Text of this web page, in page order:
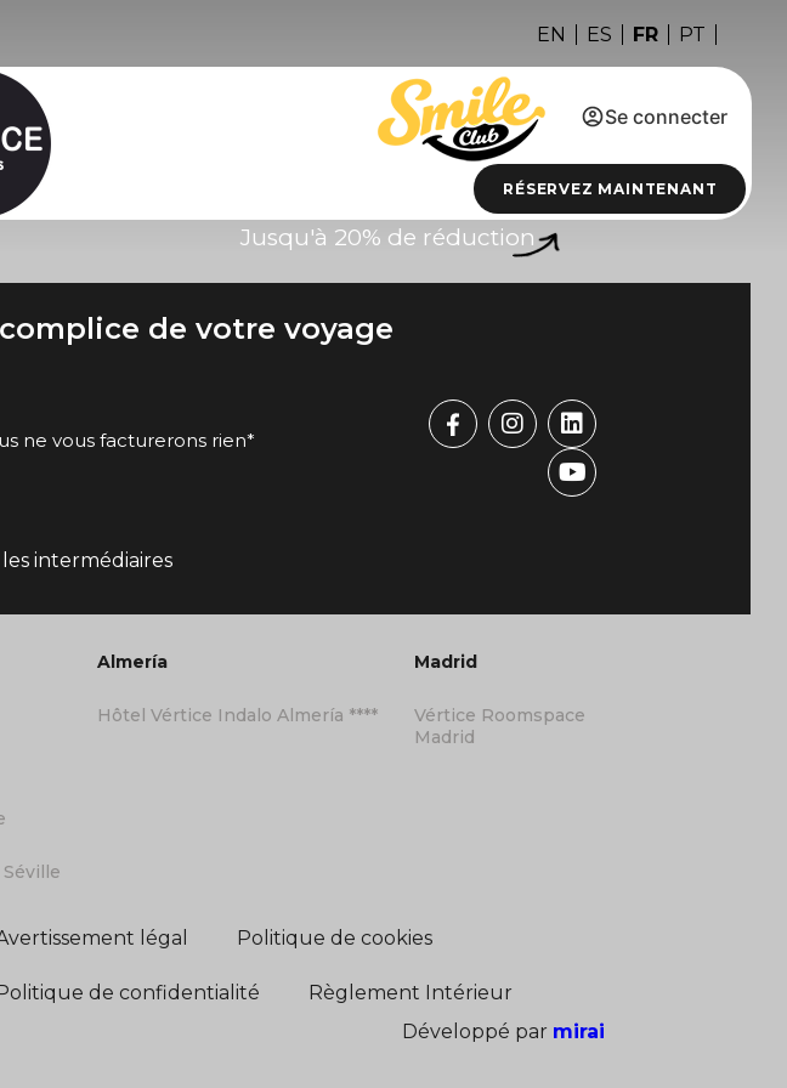
EN ES FR PT
Se connecter
RÉSERVEZ MAINTENANT
Jusqu'à 20% de réduction
672
de votre voyage
ne vous facturerons rien*
intermédiaires
Almería
Hôtel Vértice Indalo Almería ****
Madrid
Vértice Roomspace
Madrid
légal Politique de cookies
Politique de confidentialité
Règlement Intérieur
Développé par mirai